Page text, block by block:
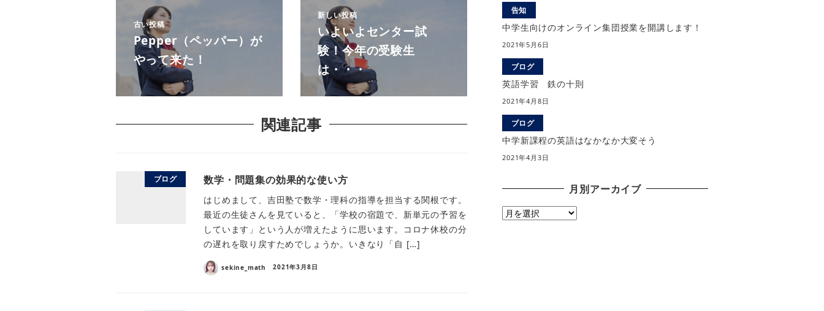
古い投稿
Pepper（ペッパー）が
やって来た！
新しい投稿
いよいよセンター試
験！今年の受験生
は・・・
関連記事
ブログ 数学・問題集の効果的な使い方
はじめまして、吉田塾で数学・理科の指導を担当する関根です。
最近の生徒さんを見ていると、「学校の宿題で、新単元の予習を
しています」という人が増えたように思います。コロナ休校の分
の遅れを取り戻すためでしょうか。いきなり「自 […]
sekine_math 2021年3月8日
告知
中学生向けのオンライン集団授業を開講します！
2021年5月6日
ブログ
英語学習 鉄の十則
2021年4月8日
ブログ
中学新課程の英語はなかなか大変そう
2021年4月3日
月別アーカイブ
月